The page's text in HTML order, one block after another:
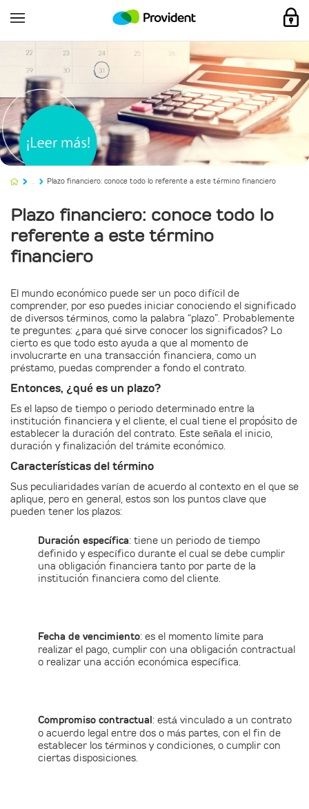
... Plazo financiero: conoce todo lo referente a este término financiero
Plazo financiero: conoce todo lo
referente a este término
financiero
El mundo económico puede ser un poco difícil de
comprender, por eso puedes iniciar conociendo el significado
de diversos términos, como la palabra “plazo”. Probablemente
te preguntes: ¿para qué sirve conocer los significados? Lo
cierto es que todo esto ayuda a que al momento de
involucrarte en una transacción financiera, como un
préstamo, puedas comprender a fondo el contrato.
Entonces, ¿qué es un plazo?
Es el lapso de tiempo o periodo determinado entre la
institución financiera y el cliente, el cual tiene el propósito de
establecer la duración del contrato. Este señala el inicio,
duración y finalización del trámite económico.
Características del término
Sus peculiaridades varían de acuerdo al contexto en el que se
aplique, pero en general, estos son los puntos clave que
pueden tener los plazos:
Duración específica: tiene un periodo de tiempo
definido y específico durante el cual se debe cumplir
una obligación financiera tanto por parte de la
institución financiera como del cliente.
Fecha de vencimiento: es el momento límite para
realizar el pago, cumplir con una obligación contractual
o realizar una acción económica específica.
Compromiso contractual: está vinculado a un contrato
o acuerdo legal entre dos o más partes, con el fin de
establecer los términos y condiciones, o cumplir con
ciertas disposiciones.